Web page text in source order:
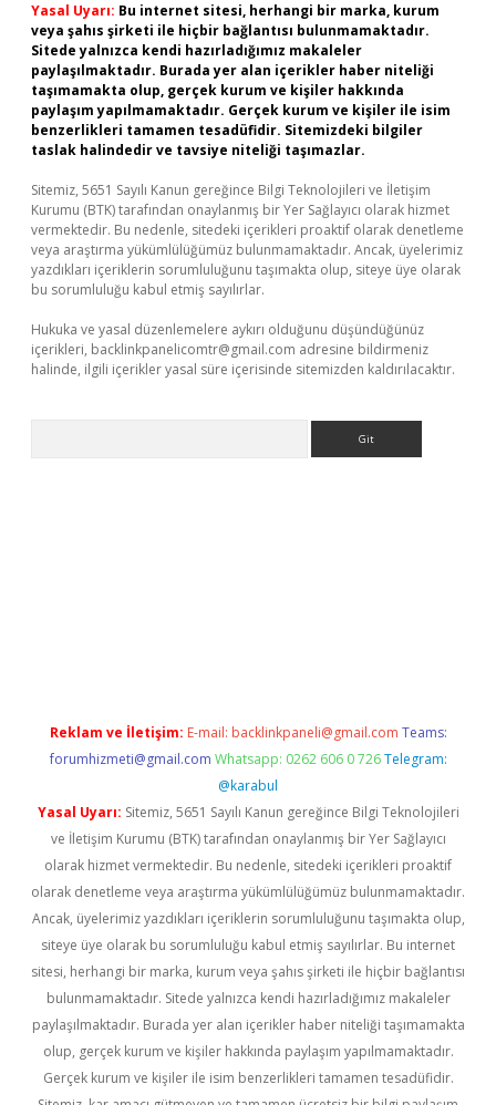
Yasal Uyarı: Bu internet sitesi, herhangi bir marka, kurum
veya şahıs şirketi ile hiçbir bağlantısı bulunmamaktadır.
Sitede yalnızca kendi hazırladığımız makaleler
paylaşılmaktadır. Burada yer alan içerikler haber niteliği
taşımamakta olup, gerçek kurum ve kişiler hakkında
paylaşım yapılmamaktadır. Gerçek kurum ve kişiler ile isim
benzerlikleri tamamen tesadüfidir. Sitemizdeki bilgiler
taslak halindedir ve tavsiye niteliği taşımazlar.
Sitemiz, 5651 Sayılı Kanun gereğince Bilgi Teknolojileri ve İletişim
Kurumu (BTK) tarafından onaylanmış bir Yer Sağlayıcı olarak hizmet
vermektedir. Bu nedenle, sitedeki içerikleri proaktif olarak denetleme
veya araştırma yükümlülüğümüz bulunmamaktadır. Ancak, üyelerimiz
yazdıkları içeriklerin sorumluluğunu taşımakta olup, siteye üye olarak
bu sorumluluğu kabul etmiş sayılırlar.
Hukuka ve yasal düzenlemelere aykırı olduğunu düşündüğünüz
içerikleri, backlinkpanelicomtr@gmail.com adresine bildirmeniz
halinde, ilgili içerikler yasal süre içerisinde sitemizden kaldırılacaktır.
Reklam ve İletişim: E-mail: backlinkpaneli@gmail.com Teams:
forumhizmeti@gmail.com Whatsapp: 0262 606 0 726 Telegram:
@karabul
Yasal Uyarı: Sitemiz, 5651 Sayılı Kanun gereğince Bilgi Teknolojileri
ve İletişim Kurumu (BTK) tarafından onaylanmış bir Yer Sağlayıcı
olarak hizmet vermektedir. Bu nedenle, sitedeki içerikleri proaktif
olarak denetleme veya araştırma yükümlülüğümüz bulunmamaktadır.
Ancak, üyelerimiz yazdıkları içeriklerin sorumluluğunu taşımakta olup,
siteye üye olarak bu sorumluluğu kabul etmiş sayılırlar. Bu internet
sitesi, herhangi bir marka, kurum veya şahıs şirketi ile hiçbir bağlantısı
bulunmamaktadır. Sitede yalnızca kendi hazırladığımız makaleler
paylaşılmaktadır. Burada yer alan içerikler haber niteliği taşımamakta
olup, gerçek kurum ve kişiler hakkında paylaşım yapılmamaktadır.
Gerçek kurum ve kişiler ile isim benzerlikleri tamamen tesadüfidir.